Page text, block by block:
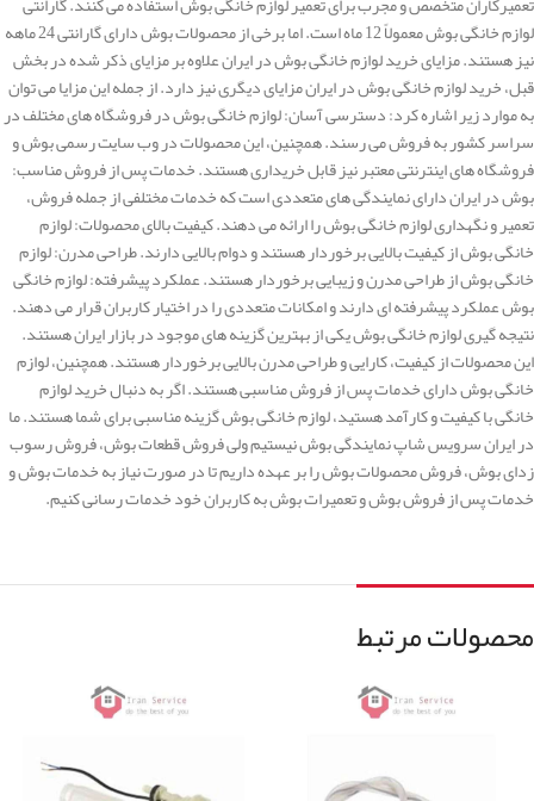
لوازم خانگی بوش معمولاً 12 ماه است. اما برخی از محصولات بوش دارای گارانتی 24 ماهه
نیز هستند. مزایای خرید لوازم خانگی بوش در ایران علاوه بر مزایای ذکر شده در بخش
قبل، خرید لوازم خانگی بوش در ایران مزایای دیگری نیز دارد. از جمله این مزایا می توان
به موارد زیر اشاره کرد: دسترسی آسان: لوازم خانگی بوش در فروشگاه های مختلف در
سراسر کشور به فروش می رسند. همچنین، این محصولات در وب سایت رسمی بوش و
فروشگاه های اینترنتی معتبر نیز قابل خریداری هستند. خدمات پس از فروش مناسب:
بوش در ایران دارای نمایندگی های متعددی است که خدمات مختلفی از جمله فروش،
تعمیر و نگهداری لوازم خانگی بوش را ارائه می دهند. کیفیت بالای محصولات: لوازم
خانگی بوش از کیفیت بالایی برخوردار هستند و دوام بالایی دارند. طراحی مدرن: لوازم
خانگی بوش از طراحی مدرن و زیبایی برخوردار هستند. عملکرد پیشرفته: لوازم خانگی
بوش عملکرد پیشرفته ای دارند و امکانات متعددی را در اختیار کاربران قرار می دهند.
نتیجه گیری لوازم خانگی بوش یکی از بهترین گزینه های موجود در بازار ایران هستند.
این محصولات از کیفیت، کارایی و طراحی مدرن بالایی برخوردار هستند. همچنین، لوازم
خانگی بوش دارای خدمات پس از فروش مناسبی هستند. اگر به دنبال خرید لوازم
خانگی با کیفیت و کارآمد هستید، لوازم خانگی بوش گزینه مناسبی برای شما هستند. ما
در ایران سرویس شاپ نمایندگی بوش نیستیم ولی فروش قطعات بوش، فروش رسوب
زدای بوش، فروش محصولات بوش را بر عهده داریم تا در صورت نیاز به خدمات بوش و
خدمات پس از فروش بوش و تعمیرات بوش به کاربران خود خدمات رسانی کنیم.
محصولات مرتبط